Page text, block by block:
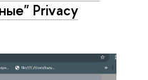
Privacy